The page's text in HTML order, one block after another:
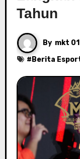
Tahun
By mkt 01
# Berita